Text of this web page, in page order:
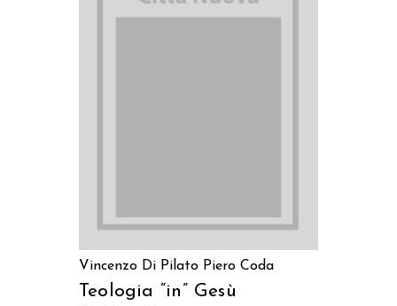
Vincenzo Di Pilato Piero Coda
Teologia “in” Gesù